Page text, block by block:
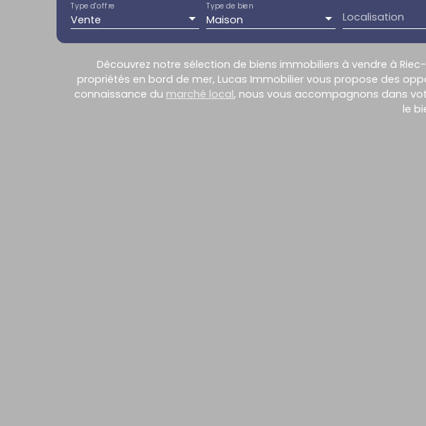
Vente
Type d'offre
Maison
Type de bien
Localisation
Découvrez notre sélection de biens immobiliers à vendre à
propriétés en bord de mer, Lucas Immobilier vous propose des
connaissance du marché local, nous vous accompagnons dans
le